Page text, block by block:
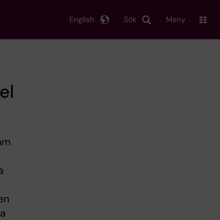
Sök
English Meny